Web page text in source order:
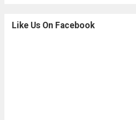
Like Us On Facebook